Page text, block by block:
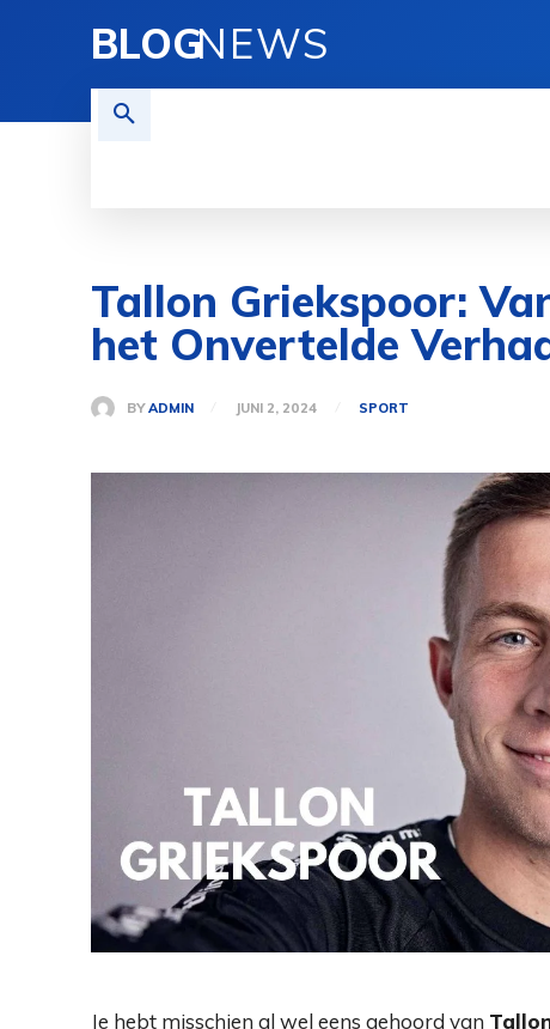
BLOGNEWS
Tallon Griekspoor:
het Onvertelde
BY ADMIN JUNI 2, 2024 SPORT
Je hebt misschien al wel eens gehoord van